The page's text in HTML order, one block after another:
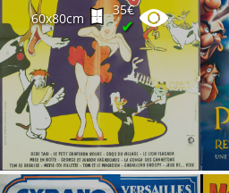
60x80cm
35€
✔